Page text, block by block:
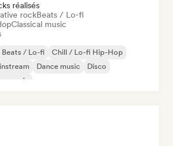
réalisés
rockBeats / Lo-fi
Classical music
Beats / Lo-fi
Chill / Lo-fi Hip-Hop
Dance music
Disco
music